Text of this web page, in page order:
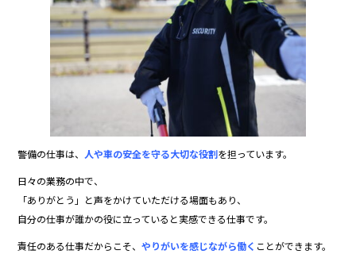
警備の仕事は、 人や車の安全を守る大切な役割を担っています。
日々の業務の中で、
「ありがとう」と声をかけていただける場面もあり、
自分の仕事が誰かの役に立っていると実感できる仕事です。
責任のある仕事だからこそ、やりがいを感じながら働く ことができます。